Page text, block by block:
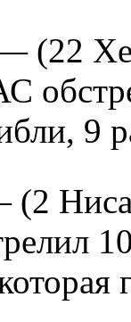
(22
9